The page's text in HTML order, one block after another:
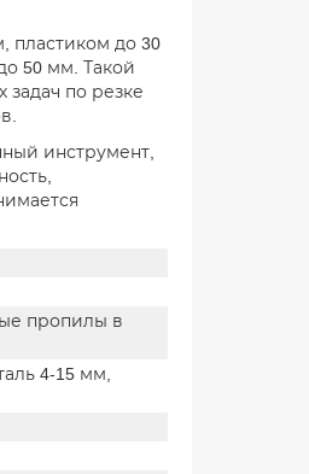
пластиком до 30
50 мм. Такой
по резке
инструмент,
пропилы в
4-15 мм,